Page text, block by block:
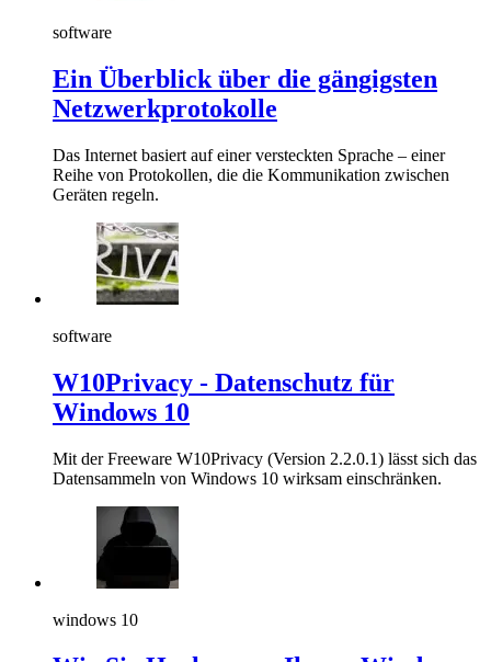
software
Ein Überblick über die gängigsten
Netzwerkprotokolle
Das Internet basiert auf einer versteckten Sprache – einer
Reihe von Protokollen, die die Kommunikation zwischen
Geräten regeln.
software
W10Privacy - Datenschutz für
Windows 10
Mit der Freeware W10Privacy (Version 2.2.0.1) lässt sich das
Datensammeln von Windows 10 wirksam einschränken.
windows 10